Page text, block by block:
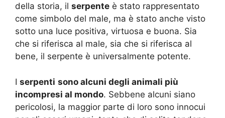
della storia, il serpente è stato rappresentato
come simbolo del male, ma è stato anche visto
sotto una luce positiva, virtuosa e buona. Sia
che si riferisca al male, sia che si riferisca al
bene, il serpente è universalmente potente.
I serpenti sono alcuni degli animali più
incompresi al mondo. Sebbene alcuni siano
pericolosi, la maggior parte di loro sono innocui